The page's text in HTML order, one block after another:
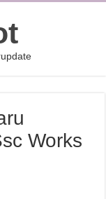
Works